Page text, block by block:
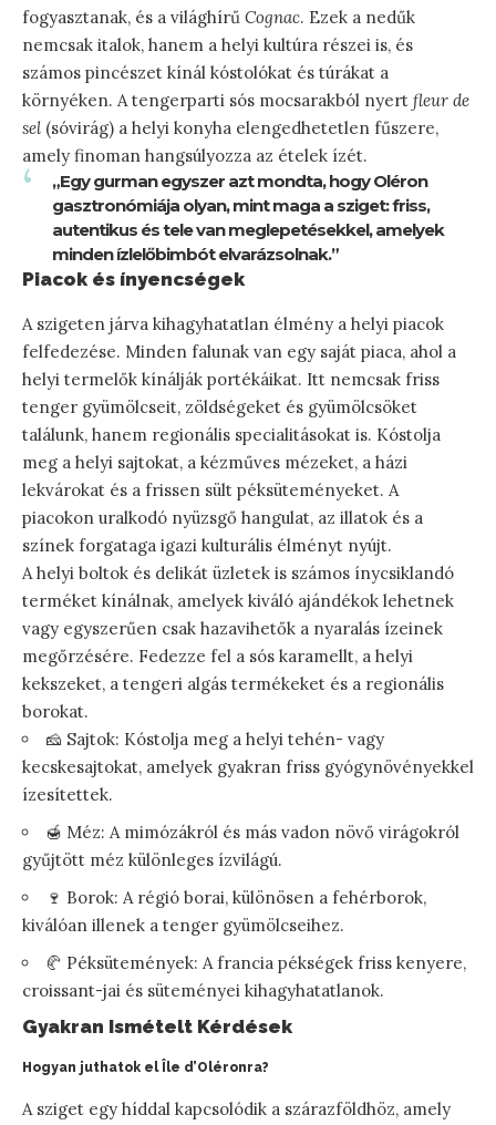
fogyasztanak, és a világhírű Cognac. Ezek a nedűk
nemcsak italok, hanem a helyi kultúra részei is, és
számos pincészet kínál kóstolókat és túrákat a
környéken. A tengerparti sós mocsarakból nyert fleur de
sel (sóvirág) a helyi konyha elengedhetetlen fűszere,
amely finoman hangsúlyozza az ételek ízét.
„Egy gurman egyszer azt mondta, hogy Oléron
gasztronómiája olyan, mint maga a sziget: friss,
autentikus és tele van meglepetésekkel, amelyek
minden ízlelőbimbót elvarázsolnak.”
Piacok és ínyencségek
A szigeten járva kihagyhatatlan élmény a helyi piacok
felfedezése. Minden falunak van egy saját piaca, ahol a
helyi termelők kínálják portékáikat. Itt nemcsak friss
tenger gyümölcseit, zöldségeket és gyümölcsöket
találunk, hanem regionális specialitásokat is. Kóstolja
meg a helyi sajtokat, a kézműves mézeket, a házi
lekvárokat és a frissen sült péksüteményeket. A
piacokon uralkodó nyüzsgő hangulat, az illatok és a
színek forgataga igazi kulturális élményt nyújt.
A helyi boltok és delikát üzletek is számos ínycsiklandó
terméket kínálnak, amelyek kiváló ajándékok lehetnek
vagy egyszerűen csak hazavihetők a nyaralás ízeinek
megőrzésére. Fedezze fel a sós karamellt, a helyi
kekszeket, a tengeri algás termékeket és a regionális
borokat.
🧀 Sajtok: Kóstolja meg a helyi tehén- vagy
kecskesajtokat, amelyek gyakran friss gyógynövényekkel
ízesítettek.
🍯 Méz: A mimózákról és más vadon növő virágokról
gyűjtött méz különleges ízvilágú.
🍷 Borok: A régió borai, különösen a fehérborok,
kiválóan illenek a tenger gyümölcseihez.
🥐 Péksütemények: A francia pékségek friss kenyere,
croissant-jai és süteményei kihagyhatatlanok.
Gyakran Ismételt Kérdések
Hogyan juthatok el Île d’Oléronra?
A sziget egy híddal kapcsolódik a szárazföldhöz, amely